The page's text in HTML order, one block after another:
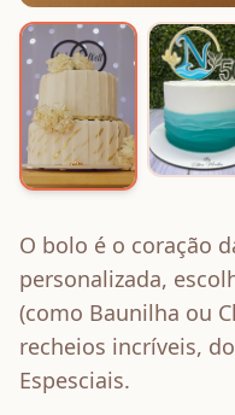
O bolo é o coração
personalizada,
(como Baunilha ou
recheios incríveis,
Espesciais.